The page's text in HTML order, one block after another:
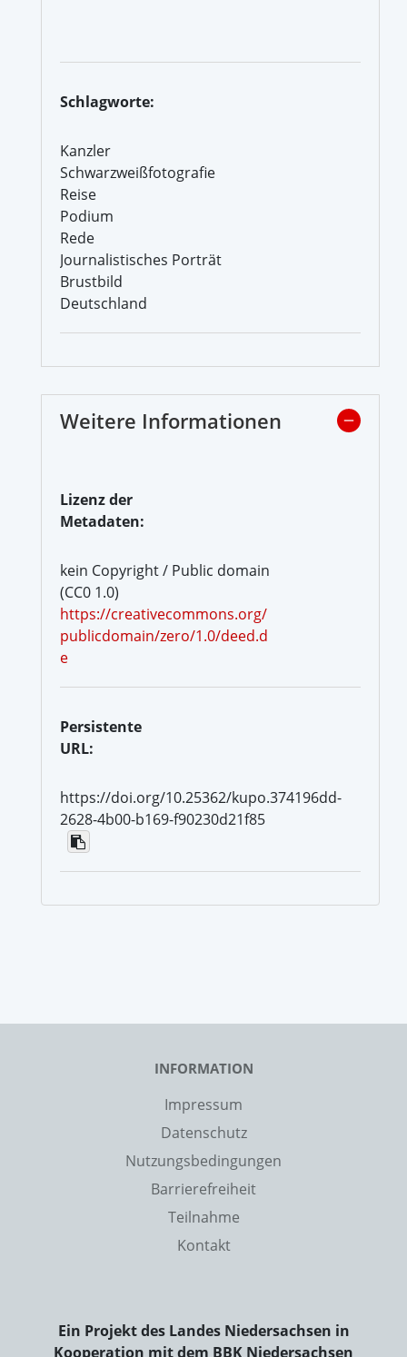
Schlagworte:
Kanzler
Schwarzweißfotografie
Reise
Podium
Rede
Journalistisches Porträt
Brustbild
Deutschland
Weitere Informationen
Lizenz der
Metadaten:
kein Copyright / Public domain
(CC0 1.0)
https://creativecommons.org/
publicdomain/zero/1.0/deed.d
e
Persistente
URL:
https://doi.org/10.25362/kupo.374196dd-
2628-4b00-b169-f90230d21f85
INFORMATION
Impressum
Datenschutz
Nutzungsbedingungen
Barrierefreiheit
Teilnahme
Kontakt
Ein Projekt des Landes Niedersachsen in
Kooperation mit dem BBK Niedersachsen